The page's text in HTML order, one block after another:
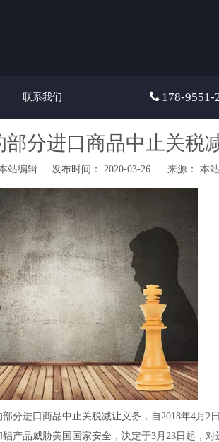
联系我们  178-9551-
分进口商品中止关税
编辑 发布时间： 2020-03-26 来源： 本站
分进口商品中止关税减让义务，自2018年4月2日
产品威胁美国国家安全，决定于3月23日起，